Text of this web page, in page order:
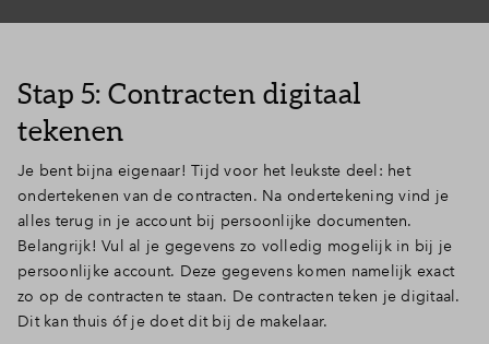
Stap 5: Contracten digitaal
tekenen
Je bent bijna eigenaar! Tijd voor het leukste deel: het
ondertekenen van de contracten. Na ondertekening vind je
alles terug in je account bij persoonlijke documenten.
Belangrijk! Vul al je gegevens zo volledig mogelijk in bij je
persoonlijke account. Deze gegevens komen namelijk exact
zo op de contracten te staan. De contracten teken je digitaal.
Dit kan thuis óf je doet dit bij de makelaar.